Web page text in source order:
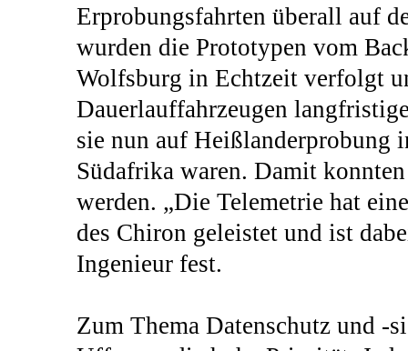
Erprobungsfahrten überall auf
wurden die Prototypen vom
Wolfsburg in Echtzeit verfolgt
Dauerlauffahrzeugen
sie nun auf Heißlanderprobung
Südafrika waren. Damit
werden. „Die Telemetrie hat
des Chiron geleistet und ist
Ingenieur fest.
Zum Thema Datenschutz und -